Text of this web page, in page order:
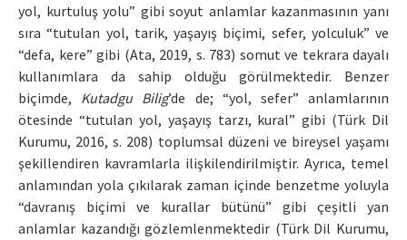
yol, kurtuluş yolu” gibi soyut anlamlar kazanmasının yanı
sıra “tutulan yol, tarik, yaşayış biçimi, sefer, yolculuk” ve
“defa, kere” gibi (Ata, 2019, s. 783) somut ve tekrara dayalı
kullanımlara da sahip olduğu görülmektedir. Benzer
biçimde, Kutadgu Bilig’de de; “yol, sefer” anlamlarının
ötesinde “tutulan yol, yaşayış tarzı, kural” gibi (Türk Dil
Kurumu, 2016, s. 208) toplumsal düzeni ve bireysel yaşamı
şekillendiren kavramlarla ilişkilendirilmiştir. Ayrıca, temel
anlamından yola çıkılarak zaman içinde benzetme yoluyla
“davranış biçimi ve kurallar bütünü” gibi çeşitli yan
anlamlar kazandığı gözlemlenmektedir (Türk Dil Kurumu,